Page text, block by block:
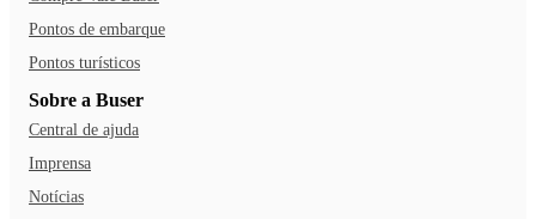
Pontos de embarque
Pontos turísticos
Sobre a Buser
Central de ajuda
Imprensa
Notícias